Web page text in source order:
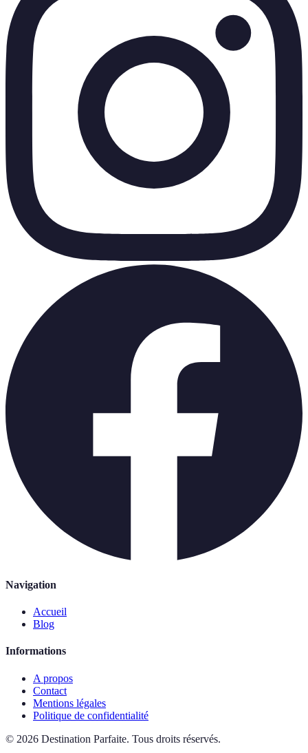
Navigation
Accueil
Blog
Informations
A propos
Contact
Mentions légales
Politique de confidentialité
© 2026 Destination Parfaite. Tous droits réservés.